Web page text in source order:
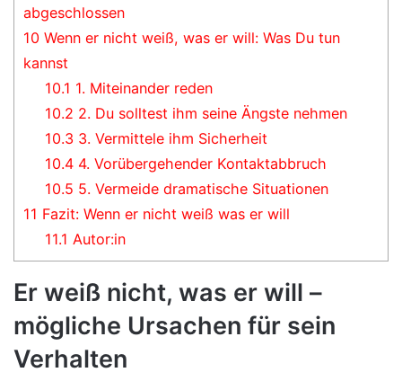
abgeschlossen
10 Wenn er nicht weiß, was er will: Was Du tun
kannst
10.1 1. Miteinander reden
10.2 2. Du solltest ihm seine Ängste nehmen
10.3 3. Vermittele ihm Sicherheit
10.4 4. Vorübergehender Kontaktabbruch
10.5 5. Vermeide dramatische Situationen
11 Fazit: Wenn er nicht weiß was er will
11.1 Autor:in
Er weiß nicht, was er will –
mögliche Ursachen für sein
Verhalten